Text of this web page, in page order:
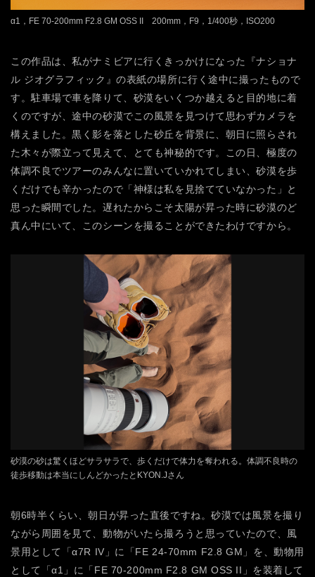
α1，FE 70-200mm F2.8 GM OSS II 200mm，F9，1/400秒，ISO200
この作品は、私がナミビアに行くきっかけになった『ナショナ
ル ジオグラフィック』の表紙の場所に行く途中に撮ったもので
す。駐車場で車を降りて、砂漠をいくつか越えると目的地に着
くのですが、途中の砂漠でこの風景を見つけて思わずカメラを
構えました。黒く影を落とした砂丘を背景に、朝日に照らされ
た木々が際立って見えて、とても神秘的です。この日、極度の
体調不良でツアーのみんなに置いていかれてしまい、砂漠を歩
くだけでも辛かったので「神様は私を見捨てていなかった」と
思った瞬間でした。遅れたからこそ太陽が昇った時に砂漠のど
真ん中にいて、このシーンを撮ることができたわけですから。
砂漠の砂は驚くほどサラサラで、歩くだけで体力を奪われる。体調不良時の
徒歩移動は本当にしんどかったとKYON.Jさん
朝6時半くらい、朝日が昇った直後ですね。砂漠では風景を撮り
ながら周囲を見て、動物がいたら撮ろうと思っていたので、風
景用として「α7R IV」に「FE 24-70mm F2.8 GM」を、動物用
として「α1」に「FE 70-200mm F2.8 GM OSS II」を装着して